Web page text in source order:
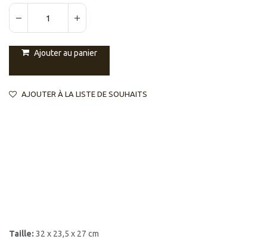
Ajouter au panier
AJOUTER À LA LISTE DE SOUHAITS
Taille: 32 x 23,5 x 27 cm